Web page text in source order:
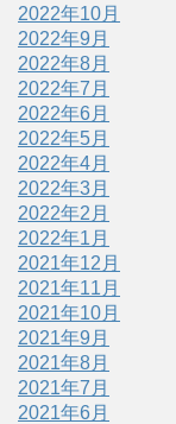
2022年10月
2022年9月
2022年8月
2022年7月
2022年6月
2022年5月
2022年4月
2022年3月
2022年2月
2022年1月
2021年12月
2021年11月
2021年10月
2021年9月
2021年8月
2021年7月
2021年6月